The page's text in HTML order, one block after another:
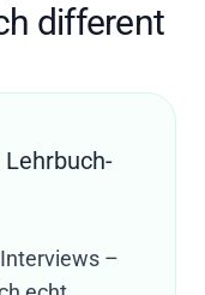
different
–